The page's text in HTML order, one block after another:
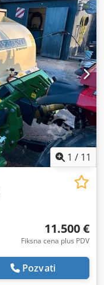
1 / 11
11.500 €
Fiksna cena plus PDV
Pozvati